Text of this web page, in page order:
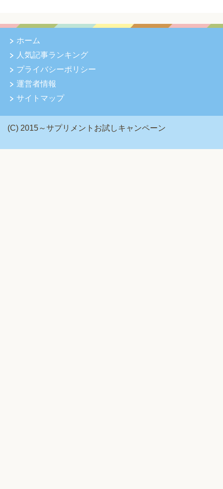
ホーム
人気記事ランキング
プライバシーポリシー
運営者情報
サイトマップ
(C) 2015～サプリメントお試しキャンペーン